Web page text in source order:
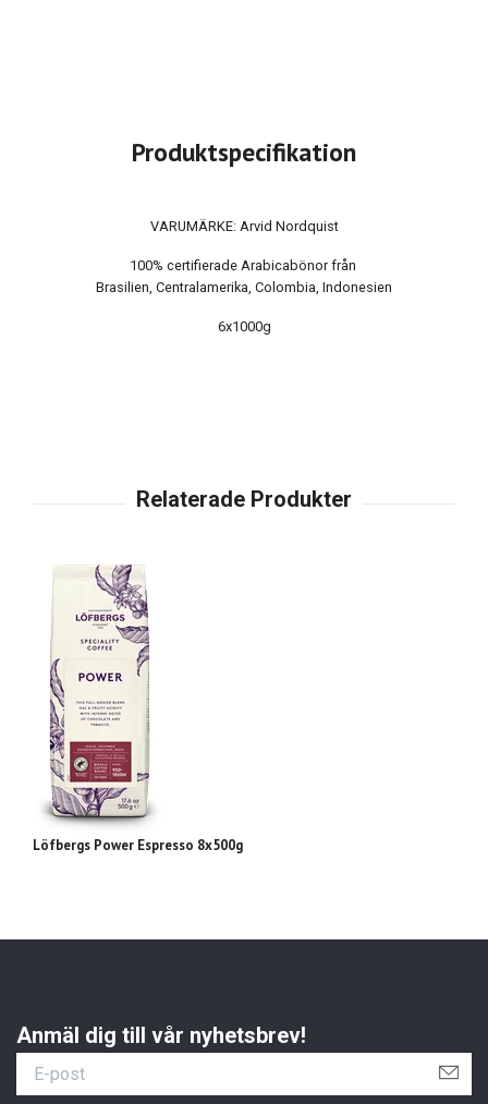
Produktspecifikation
VARUMÄRKE: Arvid Nordquist
100% certifierade Arabicabönor från
Brasilien, Centralamerika, Colombia, Indonesien
6x1000g
Löfbergs Power Espresso 8x500g
Anmäl dig till vår nyhetsbrev!